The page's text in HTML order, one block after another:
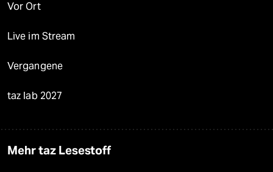
Vor Ort
Live im Stream
Vergangene
taz lab 2027
Mehr taz Lesestoff